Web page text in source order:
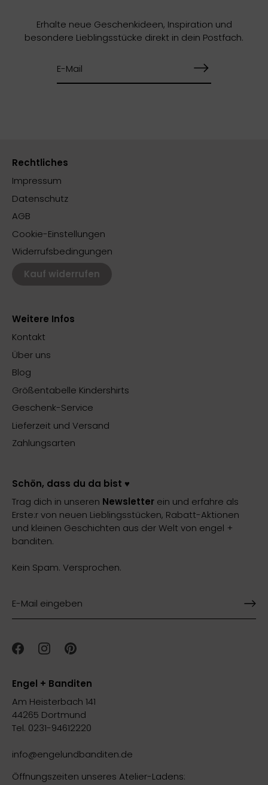
Erhalte neue Geschenkideen, Inspiration und
besondere Lieblingsstücke direkt in dein Postfach.
Rechtliches
Impressum
Datenschutz
AGB
Cookie-Einstellungen
Widerrufsbedingungen
Kauf widerrufen
Weitere Infos
Kontakt
Über uns
Blog
Größentabelle Kindershirts
Geschenk-Service
Lieferzeit und Versand
Zahlungsarten
Schön, dass du da bist ♥️
Trag dich in unseren Newsletter ein und erfahre als
Erste:r von neuen Lieblingsstücken, Rabatt-Aktionen
und kleinen Geschichten aus der Welt von engel +
banditen.
Kein Spam. Versprochen.
Engel + Banditen
Am Heisterbach 141
44265 Dortmund
Tel. 0231-94612220
info@engelundbanditen.de
Öffnungszeiten unseres Atelier-Ladens: